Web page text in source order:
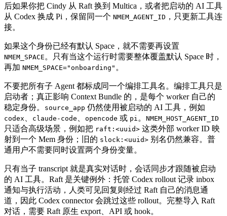
后如果你把 Cindy 从 Raft 换到 Multica，或者把启动的 AI 工具
从 Codex 换成 Pi，保留同一个 NMEM_AGENT_ID ，只更新工具连
接。
如果这个身份已经有默认 Space，就不需要再设置
NMEM_SPACE 。只有当这个运行时需要整体覆盖默认 Space 时，
再加 NMEM_SPACE="onboarding" 。
不要把所有子 Agent 都标成同一个编排工具名。编排工具只是
启动者；真正影响 Context Bundle 的，是每个 worker 自己的
稳定身份。
source_app 仍然使用被启动的 AI 工具，例如
codex claude-code opencode 或 pi 。 NMEM_HOST_AGENT_ID
只适合高级场景，例如把 raft:<uuid> 这类外部 worker ID 映
射到一个 Mem 身份；旧的 slock:<uuid> 别名仍然兼容。普
通用户不需要同时设置两个身份变量。
只有当子 transcript 就是真实对话时，会话同步才跟随被启动
的 AI 工具。Raft 是关键例外：托管 Codex rollout 记录 inbox
通知与执行活动，人类可见回复则经过 Raft 自己的消息通
道，因此 Codex connector 会跳过这些 rollout。完整导入 Raft
对话，需要 Raft 原生 export、API 或 hook。